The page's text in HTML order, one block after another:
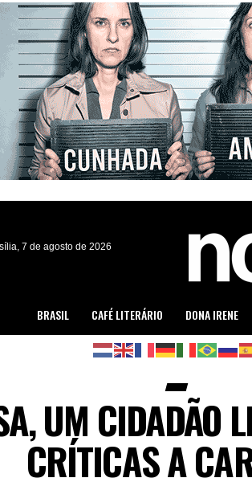
7 de agosto de 2026
BRASIL CAFÉ LITERÁRIO DONA IRENE
UM CIDADÃO
CRÍTICAS A